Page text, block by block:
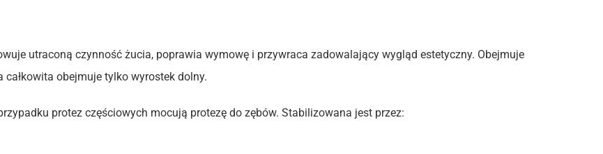
utraconą czynność żucia, poprawia wymowę i przywraca zadowalający wygląd estetyczny. Obejmuje
obejmuje tylko wyrostek dolny.
protez częściowych mocują protezę do zębów. Stabilizowana jest przez: